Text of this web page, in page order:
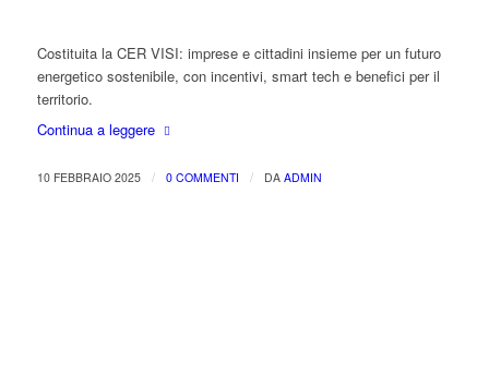
Costituita la CER VISI: imprese e cittadini insieme per un futuro
energetico sostenibile, con incentivi, smart tech e benefici per il
territorio.
Continua a leggere
10 FEBBRAIO 2025 / 0 COMMENTI / DA ADMIN